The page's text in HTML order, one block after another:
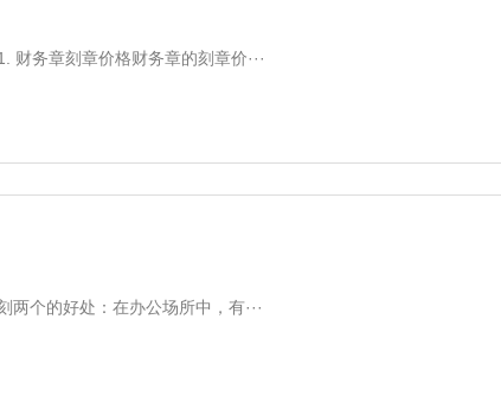
务章刻章价格财务章的刻章价···
个的好处：在办公场所中，有···